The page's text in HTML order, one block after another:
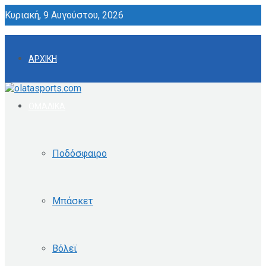
Κυριακή, 9 Αυγούστου, 2026
ΑΡΧΙΚΗ
Ποδόσφαιρο
Μπάσκετ
Βόλεϊ